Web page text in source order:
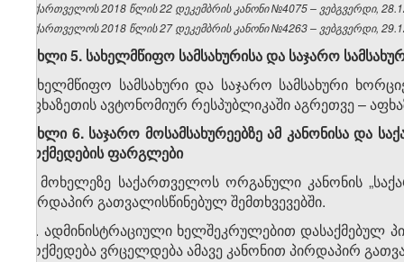
საქართველოს 2018 წლის 22 დეკემბრის კანონი №4075 – ვებგვერდი,
საქართველოს 2018 წლის 27 დეკემბრის კანონი №4263 – ვებგვერდი,
მუხლი 5. სახელმწიფო სამსახურისა და საჯარო
სახელმწიფო სამსახური და საჯარო სამსახური
აფხაზეთის ავტონომიურ რესპუბლიკაში აგრეთვე –
მუხლი 6. საჯარო მოსამსახურეებზე ამ კანონისა
მოქმედების ფარგლები
1. მოხელეზე საქართველოს ორგანული კანონის
პირდაპირ გათვალისწინებულ შემთხვევებში.
2. ადმინისტრაციული ხელშეკრულებით დასაქმებულ
მოქმედება ვრცელდება ამავე კანონით პირდაპირ